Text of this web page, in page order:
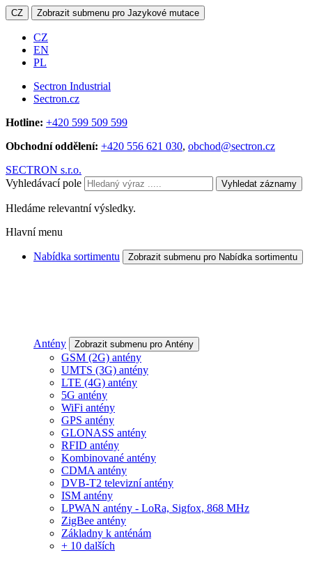
CZ Zobrazit submenu pro Jazykové mutace
CZ
EN
PL
Sectron Industrial
Sectron.cz
Hotline: +420 599 509 599
Obchodní oddělení: +420 556 621 030, obchod@sectron.cz
SECTRON s.r.o.
Vyhledávací pole
Vyhledat záznamy
Hledáme relevantní výsledky.
Hlavní menu
Nabídka sortimentu Zobrazit submenu pro Nabídka sortimentu
Antény Zobrazit submenu pro Antény
GSM (2G) antény
UMTS (3G) antény
LTE (4G) antény
5G antény
WiFi antény
GPS antény
GLONASS antény
RFID antény
Kombinované antény
CDMA antény
DVB-T2 televizní antény
ISM antény
LPWAN antény - LoRa, Sigfox, 868 MHz
ZigBee antény
Základny k anténám
+ 10 dalších